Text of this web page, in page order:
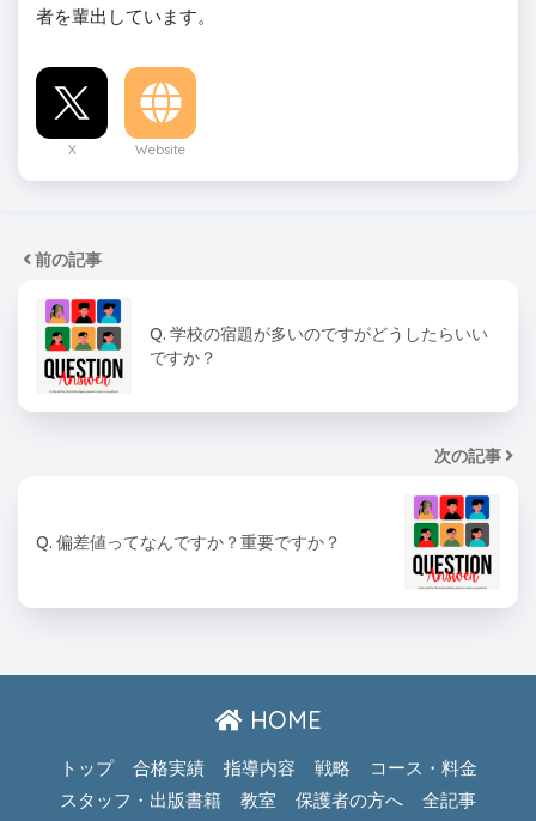
者を輩出しています。
X Website
前の記事
Q. 学校の宿題が多いのですがどうしたらいい
ですか？
次の記事
Q. 偏差値ってなんですか？重要ですか？
HOME
トップ 合格実績 指導内容 戦略
コース・料金
スタッフ・出版書籍
教室 保護者の方へ 全記事